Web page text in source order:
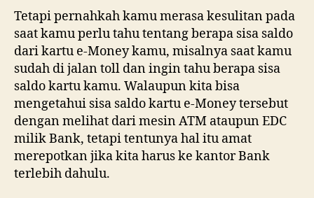
Tetapi pernahkah kamu merasa kesulitan pada
saat kamu perlu tahu tentang berapa sisa saldo
dari kartu e-Money kamu, misalnya saat kamu
sudah di jalan toll dan ingin tahu berapa sisa
saldo kartu kamu. Walaupun kita bisa
mengetahui sisa saldo kartu e-Money tersebut
dengan melihat dari mesin ATM ataupun EDC
milik Bank, tetapi tentunya hal itu amat
merepotkan jika kita harus ke kantor Bank
terlebih dahulu.